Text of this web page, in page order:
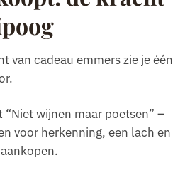
van cadeau emmers zie je één
“Niet wijnen maar poetsen” –
voor herkenning, een lach en